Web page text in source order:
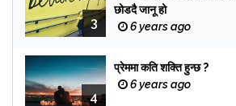
3
छोडदै जानू हो
6 years ago
4
प्रेममा कति शक्ति हुन्छ ?
6 years ago